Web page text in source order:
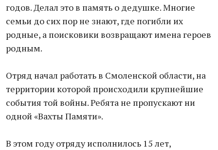
годов. Делал это в память о дедушке. Многие
семьи до сих пор не знают, где погибли их
родные, а поисковики возвращают имена героев
родным.
Отряд начал работать в Смоленской области, на
территории которой происходили крупнейшие
события той войны. Ребята не пропускают ни
одной «Вахты Памяти».
В этом году отряду исполнилось 15 лет,